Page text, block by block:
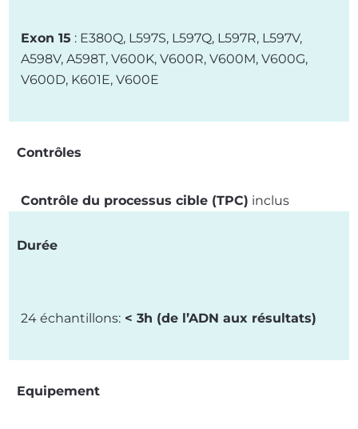
Exon 15 : E380Q, L597S, L597Q, L597R, L597V,
A598V, A598T, V600K, V600R, V600M, V600G,
V600D, K601E, V600E
Contrôles
Contrôle du processus cible (TPC) inclus
Durée
24 échantillons: < 3h (de l’ADN aux résultats)
Equipement